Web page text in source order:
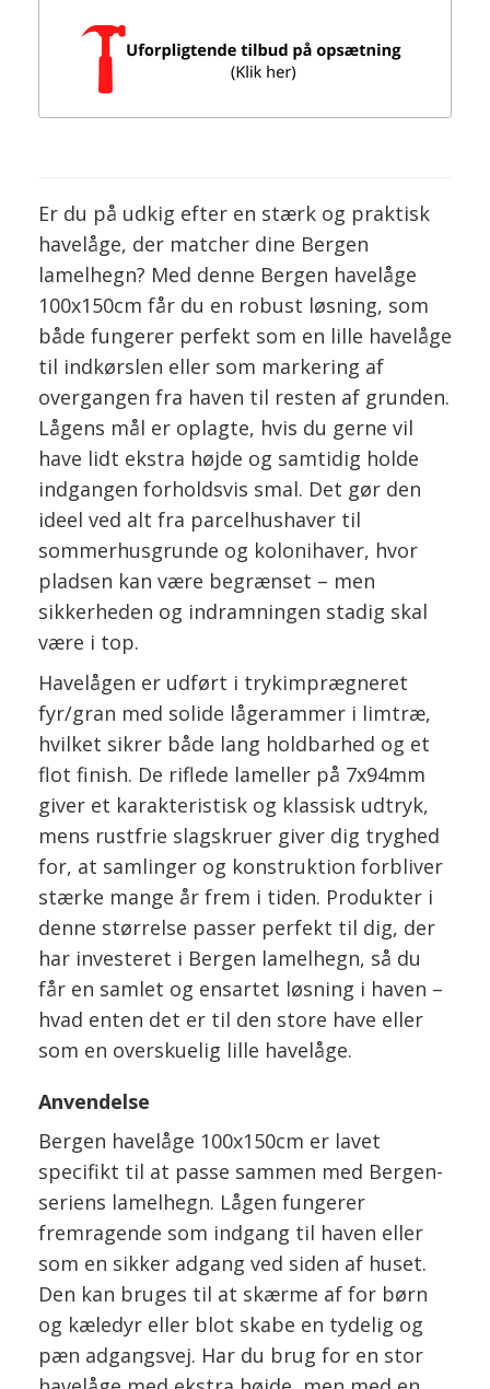
Er du på udkig efter en stærk og praktisk
havelåge, der matcher dine Bergen
lamelhegn? Med denne Bergen havelåge
100x150cm får du en robust løsning, som
både fungerer perfekt som en lille havelåge
til indkørslen eller som markering af
overgangen fra haven til resten af grunden.
Lågens mål er oplagte, hvis du gerne vil
have lidt ekstra højde og samtidig holde
indgangen forholdsvis smal. Det gør den
ideel ved alt fra parcelhushaver til
sommerhusgrunde og kolonihaver, hvor
pladsen kan være begrænset – men
sikkerheden og indramningen stadig skal
være i top.
Havelågen er udført i trykimprægneret
fyr/gran med solide lågerammer i limtræ,
hvilket sikrer både lang holdbarhed og et
flot finish. De riflede lameller på 7x94mm
giver et karakteristisk og klassisk udtryk,
mens rustfrie slagskruer giver dig tryghed
for, at samlinger og konstruktion forbliver
stærke mange år frem i tiden. Produkter i
denne størrelse passer perfekt til dig, der
har investeret i Bergen lamelhegn, så du
får en samlet og ensartet løsning i haven –
hvad enten det er til den store have eller
som en overskuelig lille havelåge.
Anvendelse
Bergen havelåge 100x150cm er lavet
specifikt til at passe sammen med Bergen-
seriens lamelhegn. Lågen fungerer
fremragende som indgang til haven eller
som en sikker adgang ved siden af huset.
Den kan bruges til at skærme af for børn
og kæledyr eller blot skabe en tydelig og
pæn adgangsvej. Har du brug for en stor